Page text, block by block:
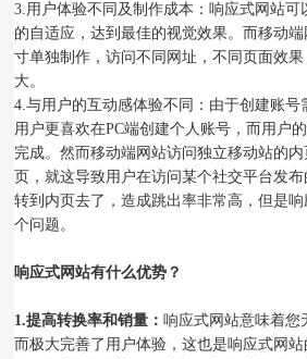
3.用户体验不同及制作成本：响应式网站可
的自适应，达到最佳的视觉效果。而移动
寸单独制作，访问不同网址，不同页面效
大。
4.与用户的互动感体验不同：由于创建账
用户更喜欢在PC端创建个人账号，而用户
完成。然而移动端网站访问独立移动站的
页，就这导致用户在访问某个社交平台发
转到内页去了，造成跳出率非常高，但是
个问题。
响应式网站有什么优势？
1.提高转换率和销量：响应式网站意味着您
而极大完善了用户体验，这也是响应式网站